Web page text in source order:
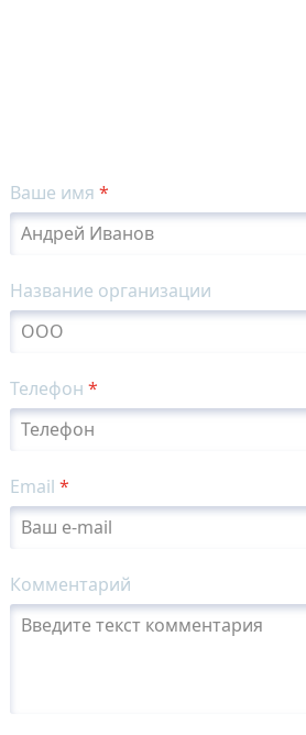
Ваше имя *
Название организации
Телефон *
Email *
Комментарий